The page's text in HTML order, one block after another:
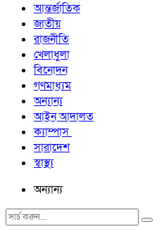
আন্তর্জাতিক
জাতীয়
রাজনীতি
খেলাধুলা
বিনোদন
গণমাধ্যম
অন্যান্য
আইন আদালত
ক্যাম্পাস
সারাদেশ
স্বাস্থ্য
অন্যান্য